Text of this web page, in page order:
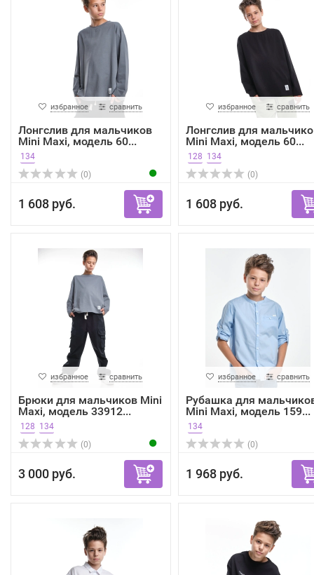
избранное сравнить
Лонгслив для мальчиков
Mini Maxi, модель 60...
134
(0)
1 608 руб.
избранное сравнить
Лонгслив для
Mini Maxi, модель 60...
128 134
(0)
1 608 руб.
избранное сравнить
Брюки для мальчиков Mini
Maxi, модель 33912...
128 134
(0)
3 000 руб.
избранное сравнить
Рубашка для
Mini Maxi, модель 159...
134
(0)
1 968 руб.